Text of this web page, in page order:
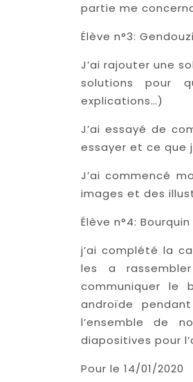
partie me
Élève n°3:
J’ai rajouter une
solutions pour
explications…)
J’ai essayé de
essayer et ce que
J’ai commencé
images et des
Élève n°4: Bourquin
j’ai complété la
les a
communiquer le
androïde
l’ensemble de
diapositives pour
Pour le 14/01/2020